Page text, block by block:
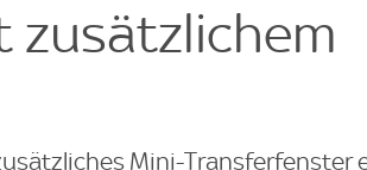
zusätzlichem
Mini-Transferfenster